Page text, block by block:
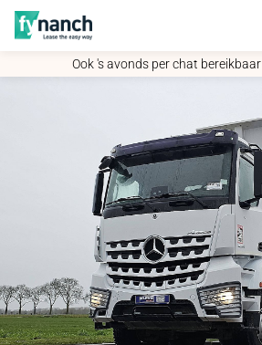
Ook 's avonds per chat bereikbaar
Ook 's avonds per chat bereikbaar